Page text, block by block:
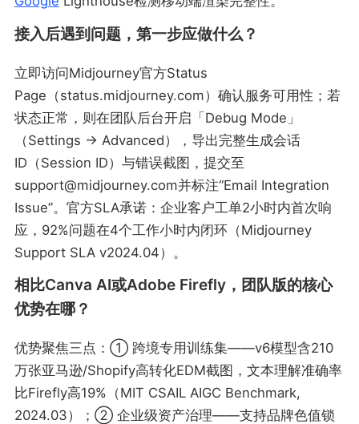
接入后遇到问题，第一步应做什么？
立即访问Midjourney官方Status
Page（status.midjourney.com）确认服务可用性；若
状态正常，则在团队后台开启「Debug Mode」
（Settings → Advanced），导出完整生成会话
ID（Session ID）与错误截图，提交至
support@midjourney.com并标注“Email Integration
Issue”。官方SLA承诺：企业客户工单2小时内首次响
应，92%问题在4个工作小时内闭环（Midjourney
Support SLA v2024.04）。
相比Canva AI或Adobe Firefly，团队版的核心
优势在哪？
优势聚焦三点：① 跨境专用训练集——v6模型含210
万张亚马逊/Shopify高转化EDM截图，文本理解准确率
比Firefly高19%（MIT CSAIL AIGC Benchmark,
2024.03）；② 企业级资产治理——支持品牌色值锁